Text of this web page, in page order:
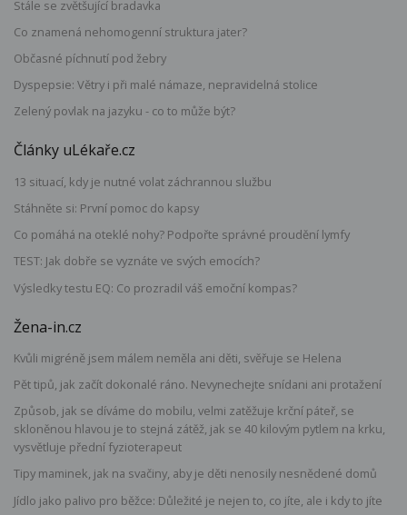
Stále se zvětšující bradavka
Co znamená nehomogenní struktura jater?
Občasné píchnutí pod žebry
Dyspepsie: Větry i při malé námaze, nepravidelná stolice
Zelený povlak na jazyku - co to může být?
Články uLékaře.cz
13 situací, kdy je nutné volat záchrannou službu
Stáhněte si: První pomoc do kapsy
Co pomáhá na oteklé nohy? Podpořte správné proudění lymfy
TEST: Jak dobře se vyznáte ve svých emocích?
Výsledky testu EQ: Co prozradil váš emoční kompas?
Žena-in.cz
Kvůli migréně jsem málem neměla ani děti, svěřuje se Helena
Pět tipů, jak začít dokonalé ráno. Nevynechejte snídani ani protažení
Způsob, jak se díváme do mobilu, velmi zatěžuje krční páteř, se
skloněnou hlavou je to stejná zátěž, jak se 40 kilovým pytlem na krku,
vysvětluje přední fyzioterapeut
Tipy maminek, jak na svačiny, aby je děti nenosily nesnědené domů
Jídlo jako palivo pro běžce: Důležité je nejen to, co jíte, ale i kdy to jíte